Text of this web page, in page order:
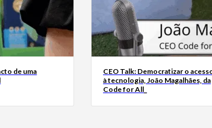
de uma
CEO Talk: Democratizar o
à tecnologia, João Magalhães, da
Code for All_